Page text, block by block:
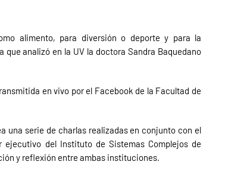
alimento, para diversión o deporte y para la
analizó en la UV la doctora Sandra Baquedano
en vivo por el Facebook de la Facultad de
una serie de charlas realizadas en conjunto con el
ejecutivo del Instituto de Sistemas Complejos de
y reflexión entre ambas instituciones.